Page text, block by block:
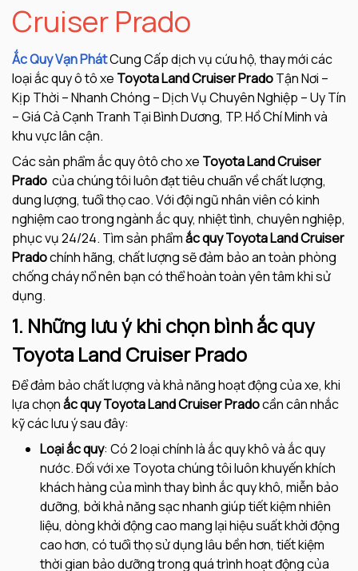
Cruiser Prado
Ắc Quy Vạn PhátCung Cấp dịch vụ cứu hộ, thay mới các
loại ắc quy ô tô xe Toyota Land Cruiser PradoTận Nơi –
Kịp Thời – Nhanh Chóng – Dịch Vụ Chuyên Nghiệp – Uy Tín
– Giá Cả Cạnh Tranh Tại Bình Dương, TP. Hồ Chí Minh và
khu vực lân cận.
Các sản phẩm ắc quy ôtô cho xe Toyota Land Cruiser
Prado của chúng tôi luôn đạt tiêu chuẩn về chất lượng,
dung lượng, tuổi thọ cao. Với đội ngũ nhân viên có kinh
nghiệm cao trong ngành ắc quy, nhiệt tình, chuyên nghiệp,
phục vụ 24/24. Tìm sản phẩmắc quy ToyotaLand Cruiser
Pradochính hãng, chất lượng sẽ đảm bảo an toàn phòng
chống cháy nổ nên bạn có thể hoàn toàn yên tâm khi sử
dụng.
1. Những lưu ý khi chọn bình ắc quy
Toyota Land Cruiser Prado
Để đảm bảo chất lượng và khả năng hoạt động của xe, khi
lựa chọnắc quy ToyotaLand Cruiser Pradocần cân nhắc
kỹ các lưu ý sau đây:
Loại ắc quy: Có 2 loại chính là ắc quy khô và ắc quy
nước. Đối với xe Toyota chúng tôi luôn khuyến khích
khách hàng của mình thay bình ắc quy khô, miễn bảo
dưỡng, bởi khả năng sạc nhanh giúp tiết kiệm nhiên
liệu, dòng khởi động cao mang lại hiệu suất khởi động
cao hơn, có tuổi thọ sử dụng lâu bền hơn, tiết kiệm
thời gian bảo dưỡng trong quá trình hoạt động của